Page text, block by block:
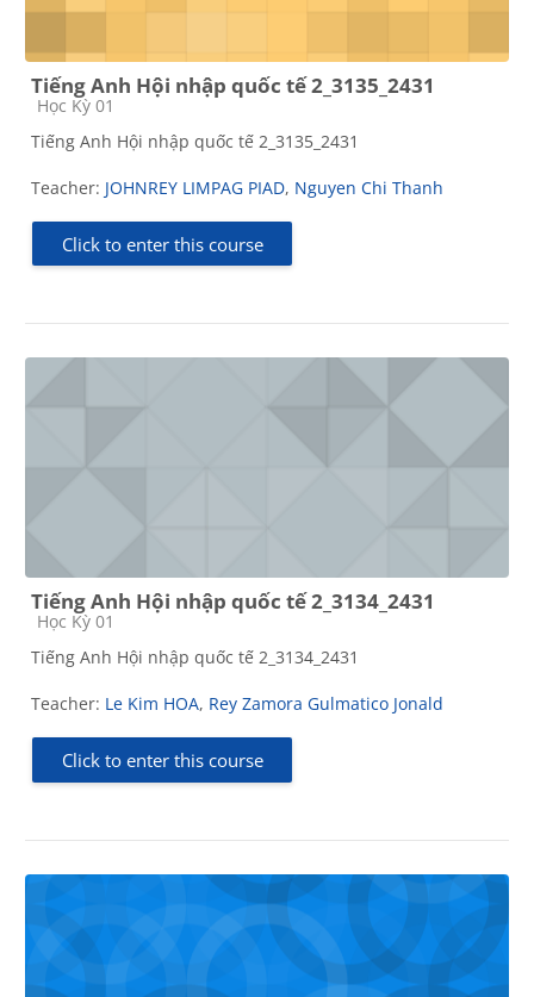
Tiếng Anh Hội nhập quốc tế 2_3135_2431
Course category
Học Kỳ 01
Tiếng Anh Hội nhập quốc tế 2_3135_2431
Teacher: JOHNREY LIMPAG PIAD, Nguyen Chi Thanh
Click to enter this course
Tiếng Anh Hội nhập quốc tế 2_3134_2431
Course category
Học Kỳ 01
Tiếng Anh Hội nhập quốc tế 2_3134_2431
Teacher: Le Kim HOA, Rey Zamora Gulmatico Jonald
Click to enter this course